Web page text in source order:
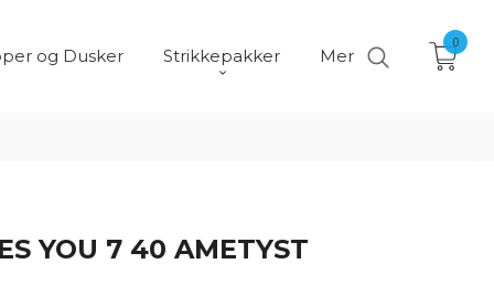
og Dusker Strikkepakker Mer
0
YOU 7 40 AMETYST